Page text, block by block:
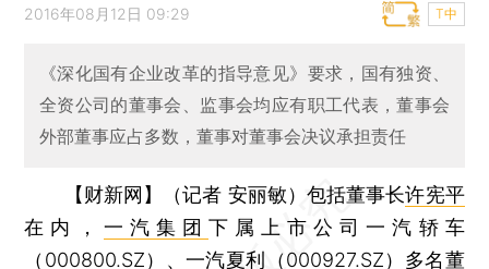
2016年08月12日 09:29 T中
《深化国有企业改革的指导意见》要求，国有独资、
全资公司的董事会、监事会均应有职工代表，董事会
外部董事应占多数，董事对董事会决议承担责任
【财新网】（记者 安丽敏） 包括董事长许宪平
在内， 一汽集团 下属上市公司一汽轿车
（ 000800.SZ）、一汽夏利（000927.SZ）多名董